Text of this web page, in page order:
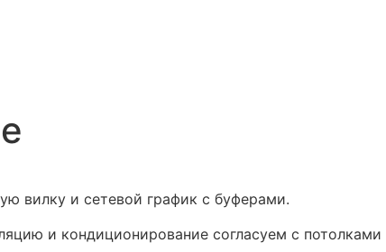
вилку и сетевой график с буферами.
и кондиционирование согласуем с потолками